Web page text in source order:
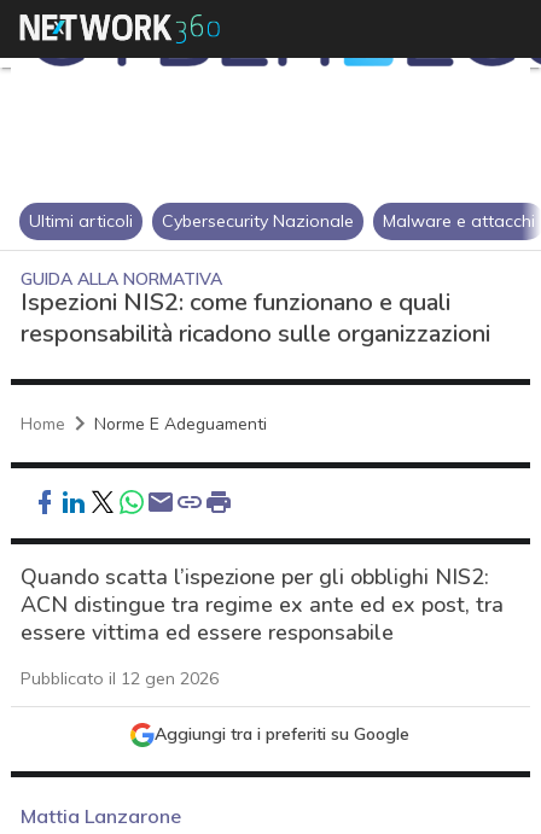
Ultimi articoli Cybersecurity Nazionale Malware e attacchi
GUIDA ALLA NORMATIVA
Ispezioni NIS2: come funzionano e quali
responsabilità ricadono sulle organizzazioni
Home Norme E Adeguamenti
Quando scatta l’ispezione per gli obblighi NIS2:
ACN distingue tra regime ex ante ed ex post, tra
essere vittima ed essere responsabile
Pubblicato il 12 gen 2026
Aggiungi tra i preferiti su Google
Mattia Lanzarone